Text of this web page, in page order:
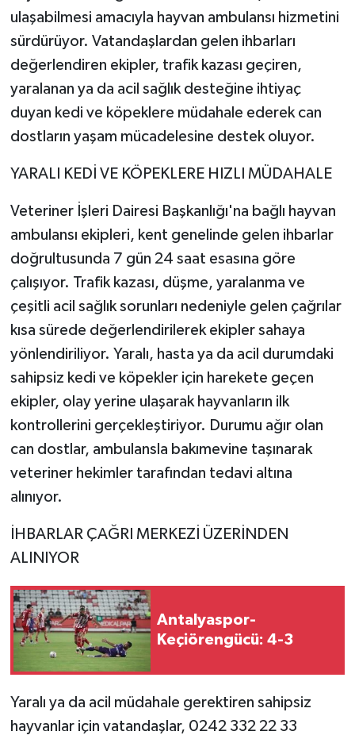
ulaşabilmesi amacıyla hayvan ambulansı hizmetini
sürdürüyor. Vatandaşlardan gelen ihbarları
değerlendiren ekipler, trafik kazası geçiren,
yaralanan ya da acil sağlık desteğine ihtiyaç
duyan kedi ve köpeklere müdahale ederek can
dostların yaşam mücadelesine destek oluyor.
YARALI KEDİ VE KÖPEKLERE HIZLI MÜDAHALE
Veteriner İşleri Dairesi Başkanlığı'na bağlı hayvan
ambulansı ekipleri, kent genelinde gelen ihbarlar
doğrultusunda 7 gün 24 saat esasına göre
çalışıyor. Trafik kazası, düşme, yaralanma ve
çeşitli acil sağlık sorunları nedeniyle gelen çağrılar
kısa sürede değerlendirilerek ekipler sahaya
yönlendiriliyor. Yaralı, hasta ya da acil durumdaki
sahipsiz kedi ve köpekler için harekete geçen
ekipler, olay yerine ulaşarak hayvanların ilk
kontrollerini gerçekleştiriyor. Durumu ağır olan
can dostlar, ambulansla bakımevine taşınarak
veteriner hekimler tarafından tedavi altına
alınıyor.
İHBARLAR ÇAĞRI MERKEZİ ÜZERİNDEN
ALINIYOR
Antalyaspor-
Keçiörengücü: 4-3
Yaralı ya da acil müdahale gerektiren sahipsiz
hayvanlar için vatandaşlar, 0242 332 22 33